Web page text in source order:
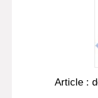
Article :